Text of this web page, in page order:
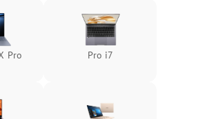
Pro
Pro i7